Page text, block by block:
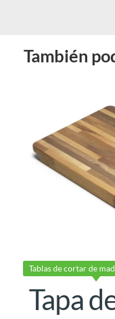
También
Tablas de cortar de
Tapa